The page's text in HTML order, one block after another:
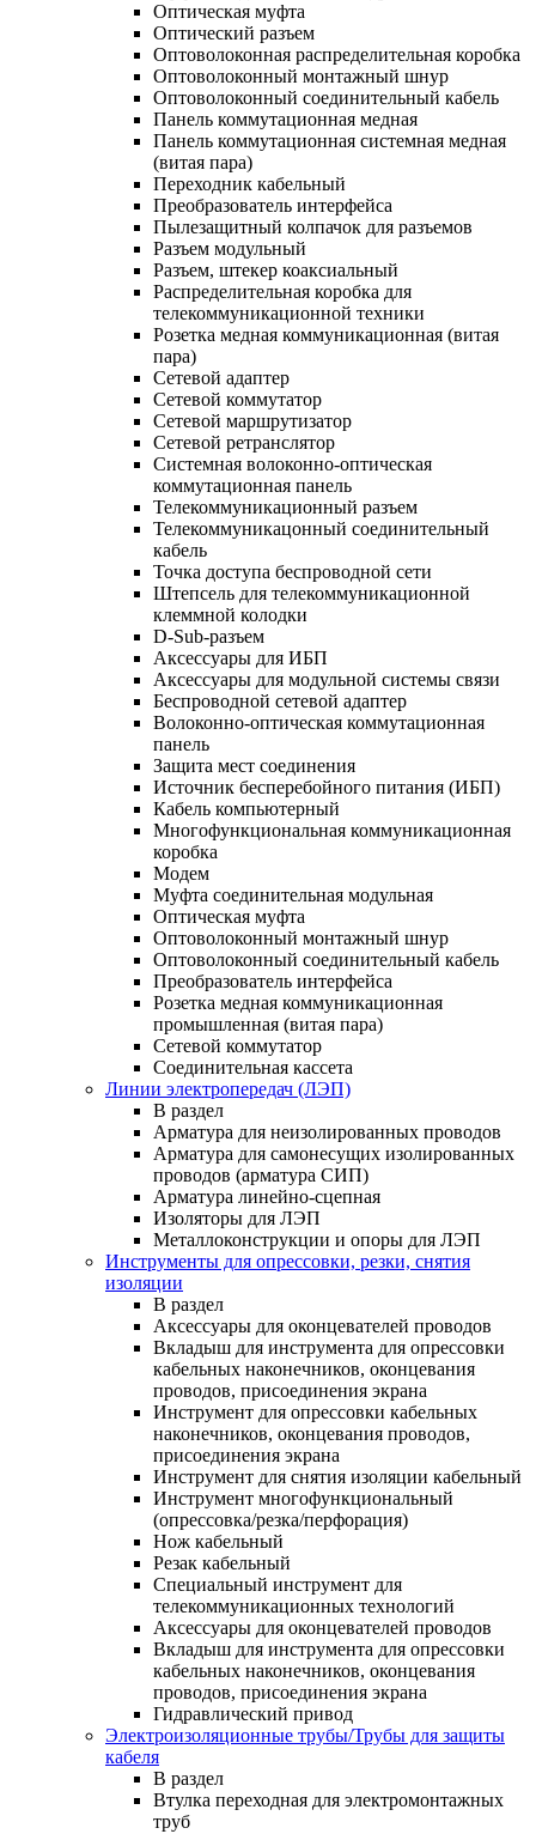
Оптическая муфта
Оптический разъем
Оптоволоконная распределительная коробка
Оптоволоконный монтажный шнур
Оптоволоконный соединительный кабель
Панель коммутационная медная
Панель коммутационная системная медная
(витая пара)
Переходник кабельный
Преобразователь интерфейса
Пылезащитный колпачок для разъемов
Разъем модульный
Разъем, штекер коаксиальный
Распределительная коробка для
телекоммуникационной техники
Розетка медная коммуникационная (витая
пара)
Сетевой адаптер
Сетевой коммутатор
Сетевой маршрутизатор
Сетевой ретранслятор
Системная волоконно-оптическая
коммутационная панель
Телекоммуникационный разъем
Телекоммуникацонный соединительный
кабель
Точка доступа беспроводной сети
Штепсель для телекоммуникационной
клеммной колодки
D-Sub-разъем
Аксессуары для ИБП
Аксессуары для модульной системы связи
Беспроводной сетевой адаптер
Волоконно-оптическая коммутационная
панель
Защита мест соединения
Источник бесперебойного питания (ИБП)
Кабель компьютерный
Многофункциональная коммуникационная
коробка
Модем
Муфта соединительная модульная
Оптическая муфта
Оптоволоконный монтажный шнур
Оптоволоконный соединительный кабель
Преобразователь интерфейса
Розетка медная коммуникационная
промышленная (витая пара)
Сетевой коммутатор
Соединительная кассета
Линии электропередач (ЛЭП)
В раздел
Арматура для неизолированных проводов
Арматура для самонесущих изолированных
проводов (арматура СИП)
Арматура линейно-сцепная
Изоляторы для ЛЭП
Металлоконструкции и опоры для ЛЭП
Инструменты для опрессовки, резки, снятия
изоляции
В раздел
Аксессуары для оконцевателей проводов
Вкладыш для инструмента для опрессовки
кабельных наконечников, оконцевания
проводов, присоединения экрана
Инструмент для опрессовки кабельных
наконечников, оконцевания проводов,
присоединения экрана
Инструмент для снятия изоляции кабельный
Инструмент многофункциональный
(опрессовка/резка/перфорация)
Нож кабельный
Резак кабельный
Специальный инструмент для
телекоммуникационных технологий
Аксессуары для оконцевателей проводов
Вкладыш для инструмента для опрессовки
кабельных наконечников, оконцевания
проводов, присоединения экрана
Гидравлический привод
Электроизоляционные трубы/Трубы для защиты
кабеля
В раздел
Втулка переходная для электромонтажных
труб